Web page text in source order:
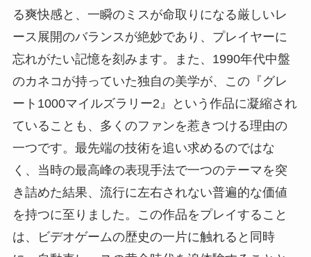
る爽快感と、一瞬のミスが命取りになる厳しいレ
ース展開のバランスが絶妙であり、プレイヤーに
忘れがたい記憶を刻みます。また、1990年代中盤
のカネコが持っていた独自の美学が、この『グレ
ート1000マイルズラリー2』という作品に凝縮され
ていることも、多くのファンを惹きつける理由の
一つです。最先端の技術を追い求めるのではな
く、当時の最高峰の表現手法で一つのテーマを突
き詰めた結果、流行に左右されない普遍的な価値
を持つに至りました。この作品をプレイすること
は、ビデオゲームの歴史の一片に触れると同時